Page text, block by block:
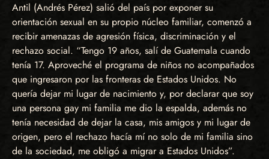
Antil (Andrés Pérez) salió del país por exponer su
orientación sexual en su propio núcleo familiar, comenzó a
recibir amenazas de agresión física, discriminación y el
rechazo social. “Tengo 19 años, salí de Guatemala cuando
tenía 17. Aproveché el programa de niños no acompañados
que ingresaron por las fronteras de Estados Unidos. No
quería dejar mi lugar de nacimiento y, por declarar que soy
una persona gay mi familia me dio la espalda, además no
tenía necesidad de dejar la casa, mis amigos y mi lugar de
origen, pero el rechazo hacía mí no solo de mi familia sino
de la sociedad, me obligó a migrar a Estados Unidos”.